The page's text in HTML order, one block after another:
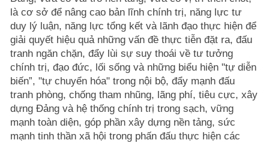
là cơ sở để nâng cao bản lĩnh chính trị, năng lực tư
duy lý luận, năng lực tổng kết và lãnh đạo thực hiện để
giải quyết hiệu quả những vấn đề thực tiễn đặt ra, đấu
tranh ngăn chặn, đẩy lùi sự suy thoái về tư tưởng
chính trị, đạo đức, lối sống và những biểu hiện "tự diễn
biến”, "tự chuyển hóa" trong nội bộ, đẩy mạnh đấu
tranh phòng, chống tham nhũng, lãng phí, tiêu cực, xây
dựng Đảng và hệ thống chính trị trong sạch, vững
mạnh toàn diện, góp phần xây dựng nền tảng, sức
mạnh tinh thần xã hội trong phấn đấu thực hiện các